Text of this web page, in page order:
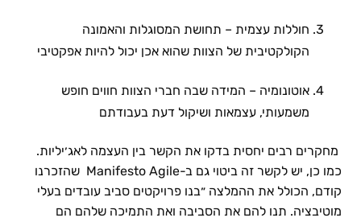
חוללות עצמית – תחושת המסוגלות והאמונה
הקולקטיבית של הצוות שהוא אכן יכול להיות אפקטיבי
אוטונומיה – המידה שבה חברי הצוות חווים חופש
משמעותי, עצמאות ושיקול דעת בעבודתם
מחקרים רבים יחסית בדקו את הקשר בין העצמה לאג׳יליות.
כמו כן, יש לקשר זה ביטוי גם ב-Manifesto Agile שהזכרנו
קודם, הכולל את ההמלצה ״בנו פרויקטים סביב עובדים בעלי
מוטיבציה. תנו להם את הסביבה ואת התמיכה שלהם הם